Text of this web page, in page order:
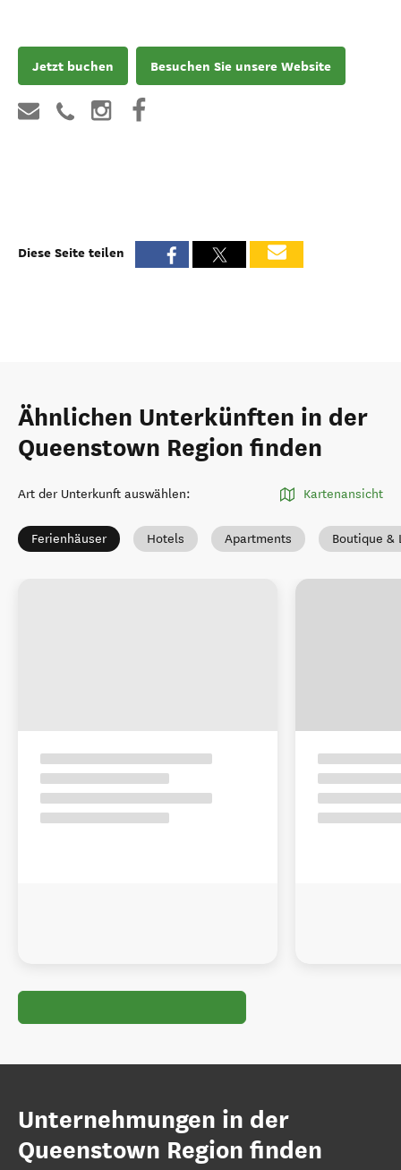
Jetzt buchen Besuchen Sie unsere Website
Diese Seite teilen
Ähnlichen Unterkünften in der
Queenstown Region finden
Art der Unterkunft auswählen: Kartenansicht
Ferienhäuser Hotels Apartments Boutique &
Unternehmungen in der
Queenstown Region finden